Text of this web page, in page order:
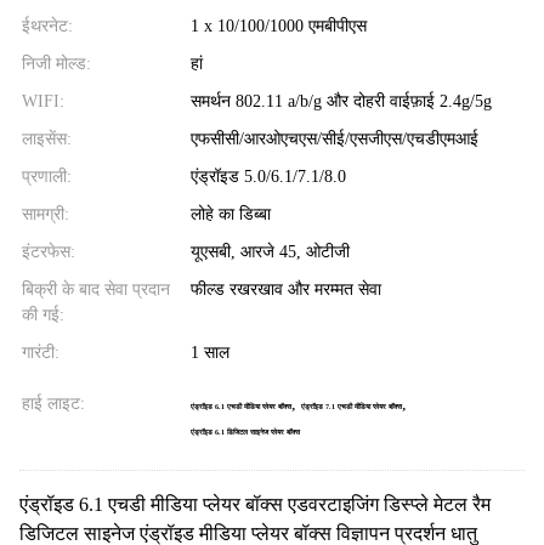
ईथरनेट: 1 x 10/100/1000 एमबीपीएस
निजी मोल्ड: हां
WIFI: समर्थन 802.11 a/b/g और दोहरी वाईफ़ाई 2.4g/5g
लाइसेंस: एफसीसी/आरओएचएस/सीई/एसजीएस/एचडीएमआई
प्रणाली: एंड्रॉइड 5.0/6.1/7.1/8.0
सामग्री: लोहे का डिब्बा
इंटरफेस: यूएसबी, आरजे 45, ओटीजी
बिक्री के बाद सेवा प्रदान
की गई:
फील्ड रखरखाव और मरम्मत सेवा
गारंटी: 1 साल
हाई लाइट: एंड्रॉइड 6.1 एचडी मीडिया प्लेयर बॉक्स, एंड्रॉइड 7.1 एचडी मीडिया प्लेयर बॉक्स,
एंड्रॉइड 6.1 डिजिटल साइनेज प्लेयर बॉक्स
एंड्रॉइड 6.1 एचडी मीडिया प्लेयर बॉक्स एडवरटाइजिंग डिस्प्ले मेटल रैम
डिजिटल साइनेज एंड्रॉइड मीडिया प्लेयर बॉक्स विज्ञापन प्रदर्शन धातु